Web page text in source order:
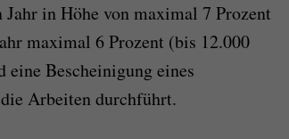
in Höhe von maximal 7 Prozent
maximal 6 Prozent (bis 12.000
Bescheinigung eines
die Arbeiten durchführt.